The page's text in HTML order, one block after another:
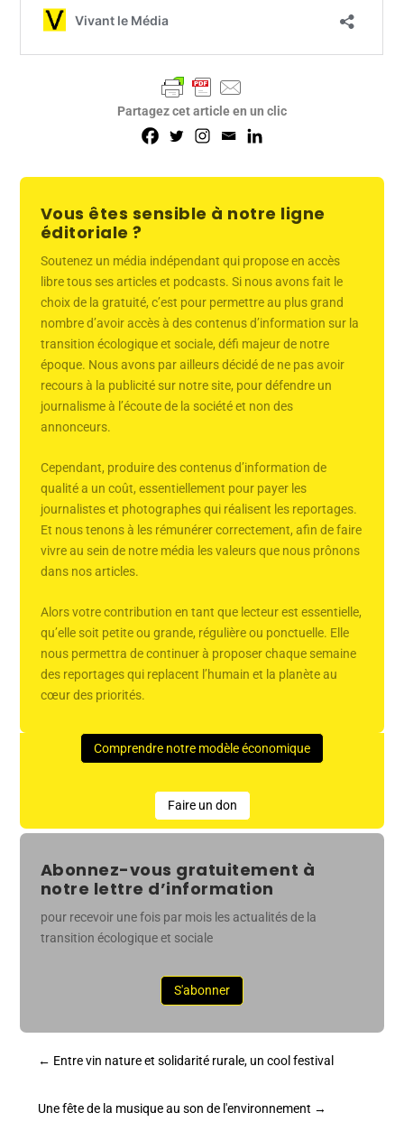
Partagez cet article en un clic
Vous êtes sensible à notre ligne
éditoriale ?
Soutenez un média indépendant qui propose en accès
libre tous ses articles et podcasts. Si nous avons fait le
choix de la gratuité, c’est pour permettre au plus grand
nombre d’avoir accès à des contenus d’information sur la
transition écologique et sociale, défi majeur de notre
époque. Nous avons par ailleurs décidé de ne pas avoir
recours à la publicité sur notre site, pour défendre un
journalisme à l’écoute de la société et non des
annonceurs.
Cependant, produire des contenus d’information de
qualité a un coût, essentiellement pour payer les
journalistes et photographes qui réalisent les reportages.
Et nous tenons à les rémunérer correctement, afin de faire
vivre au sein de notre média les valeurs que nous prônons
dans nos articles.
Alors votre contribution en tant que lecteur est essentielle,
qu’elle soit petite ou grande, régulière ou ponctuelle. Elle
nous permettra de continuer à proposer chaque semaine
des reportages qui replacent l’humain et la planète au
cœur des priorités.
Comprendre notre modèle économique
Faire un don
Abonnez-vous gratuitement à
notre lettre d’information
pour recevoir une fois par mois les actualités de la
transition écologique et sociale
S'abonner
← Entre vin nature et solidarité rurale, un cool festival
Une fête de la musique au son de l'environnement →